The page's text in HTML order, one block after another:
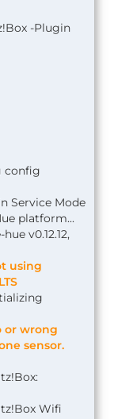
-Plugin
config
Service Mode
platform...
v0.12.12,
using
or wrong
sensor.
Wifi